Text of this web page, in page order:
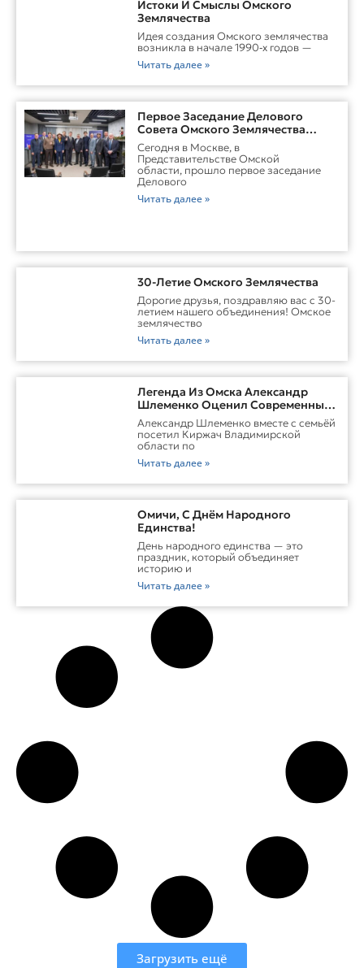
Истоки И Смыслы Омского
Землячества
Идея создания Омского землячества
возникла в начале 1990‑х годов —
Читать далее »
Первое Заседание Делового
Совета Омского Землячества
Прошло С Участием Губернатора
Омской Области
Сегодня в Москве, в
Представительстве Омской
области, прошло первое заседание
Делового
Читать далее »
30-Летие Омского Землячества
Дорогие друзья, поздравляю вас с 30-
летием нашего объединения! Омское
землячество
Читать далее »
Легенда Из Омска Александр
Шлеменко Оценил Современные
Заводы Холдинга «Русклимат» И
Перспективы ММА В Киржаче
Александр Шлеменко вместе с семьёй
посетил Киржач Владимирской
области по
Читать далее »
Омичи, С Днём Народного
Единства!
День народного единства — это
праздник, который объединяет
историю и
Читать далее »
Загрузить ещё